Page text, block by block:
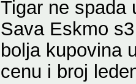
Tigar ne spada
Sava Eskmo
bolja kupovina
cenu i broj